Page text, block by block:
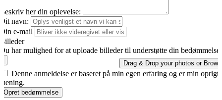
her din oplevelse:
navn:
e-mail
har mulighed for at uploade billeder til understøtte din bedømmelse.
Drag & Drop your photos or
Denne anmeldelse er baseret på min egen erfaring og er min
Opret bedømmelse